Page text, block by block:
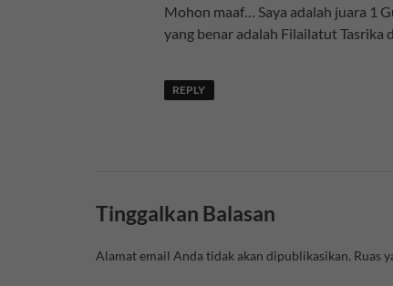
Mohon maaf… Saya adalah juara 1
yang benar adalah Filailatut Tasrika
REPLY
Tinggalkan Balasan
Alamat email Anda tidak akan dipublikasikan. Ruas